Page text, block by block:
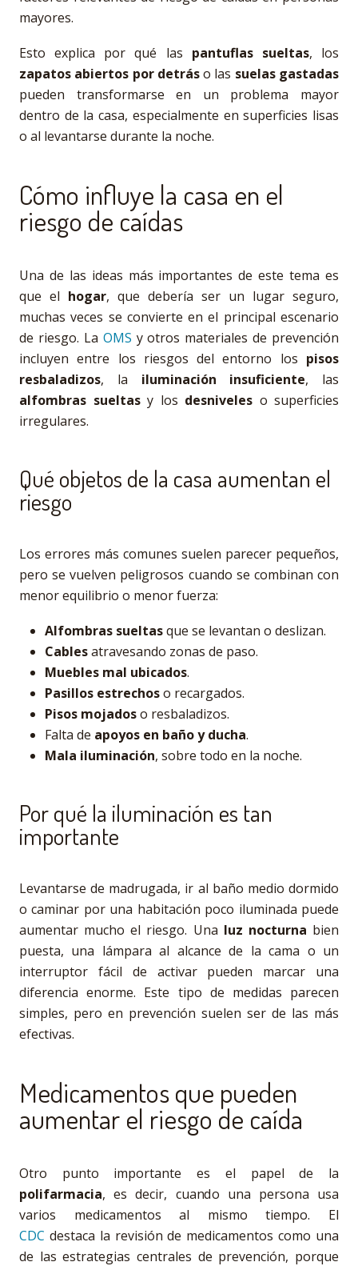
mayores.
Esto explica por qué las pantuflas sueltas, los
zapatos abiertos por detráso las suelas gastadas
pueden transformarse en un problema mayor
dentro de la casa, especialmente en superficies lisas
o al levantarse durante la noche.
Cómo influye la casa en el
riesgo de caídas
Una de las ideas más importantes de este tema es
que el hogar, que debería ser un lugar seguro,
muchas veces se convierte en el principal escenario
de riesgo. La OMS y otros materiales de prevención
incluyen entre los riesgos del entorno los pisos
resbaladizos, la iluminación insuficiente, las
alfombras sueltasy los desniveles o superficies
irregulares.
Qué objetos de la casa aumentan el
riesgo
Los errores más comunes suelen parecer pequeños,
pero se vuelven peligrosos cuando se combinan con
menor equilibrio o menor fuerza:
Alfombras sueltasque se levantan o deslizan.
Cablesatravesando zonas de paso.
Muebles mal ubicados.
Pasillos estrechoso recargados.
Pisos mojadoso resbaladizos.
Falta de apoyos en baño y ducha.
Mala iluminación, sobre todo en la noche.
Por qué la iluminación es tan
importante
Levantarse de madrugada, ir al baño medio dormido
o caminar por una habitación poco iluminada puede
aumentar mucho el riesgo. Una luz nocturna bien
puesta, una lámpara al alcance de la cama o un
interruptor fácil de activar pueden marcar una
diferencia enorme. Este tipo de medidas parecen
simples, pero en prevención suelen ser de las más
efectivas.
Medicamentos que pueden
aumentar el riesgo de caída
Otro punto importante es el papel de la
polifarmacia, es decir, cuando una persona usa
varios medicamentos al mismo tiempo. El
CDC destaca la revisión de medicamentos como una
de las estrategias centrales de prevención, porque